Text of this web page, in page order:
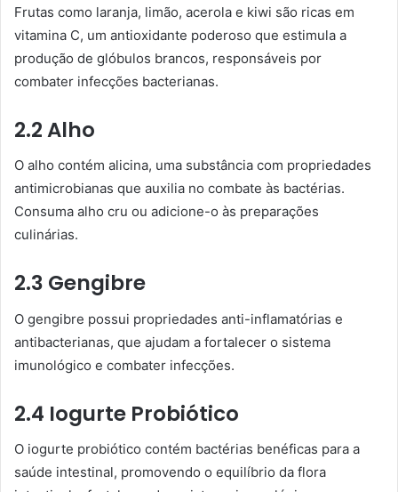
Frutas como laranja, limão, acerola e kiwi são ricas em
vitamina C, um antioxidante poderoso que estimula a
produção de glóbulos brancos, responsáveis por
combater infecções bacterianas.
2.2 Alho
O alho contém alicina, uma substância com propriedades
antimicrobianas que auxilia no combate às bactérias.
Consuma alho cru ou adicione-o às preparações
culinárias.
2.3 Gengibre
O gengibre possui propriedades anti-inflamatórias e
antibacterianas, que ajudam a fortalecer o sistema
imunológico e combater infecções.
2.4 Iogurte Probiótico
O iogurte probiótico contém bactérias benéficas para a
saúde intestinal, promovendo o equilíbrio da flora